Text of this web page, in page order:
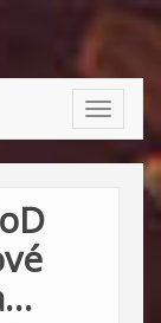
Toggle